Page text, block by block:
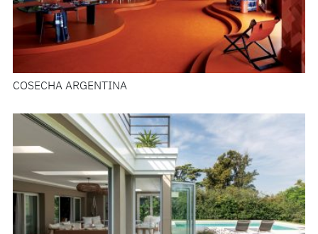
COSECHA ARGENTINA